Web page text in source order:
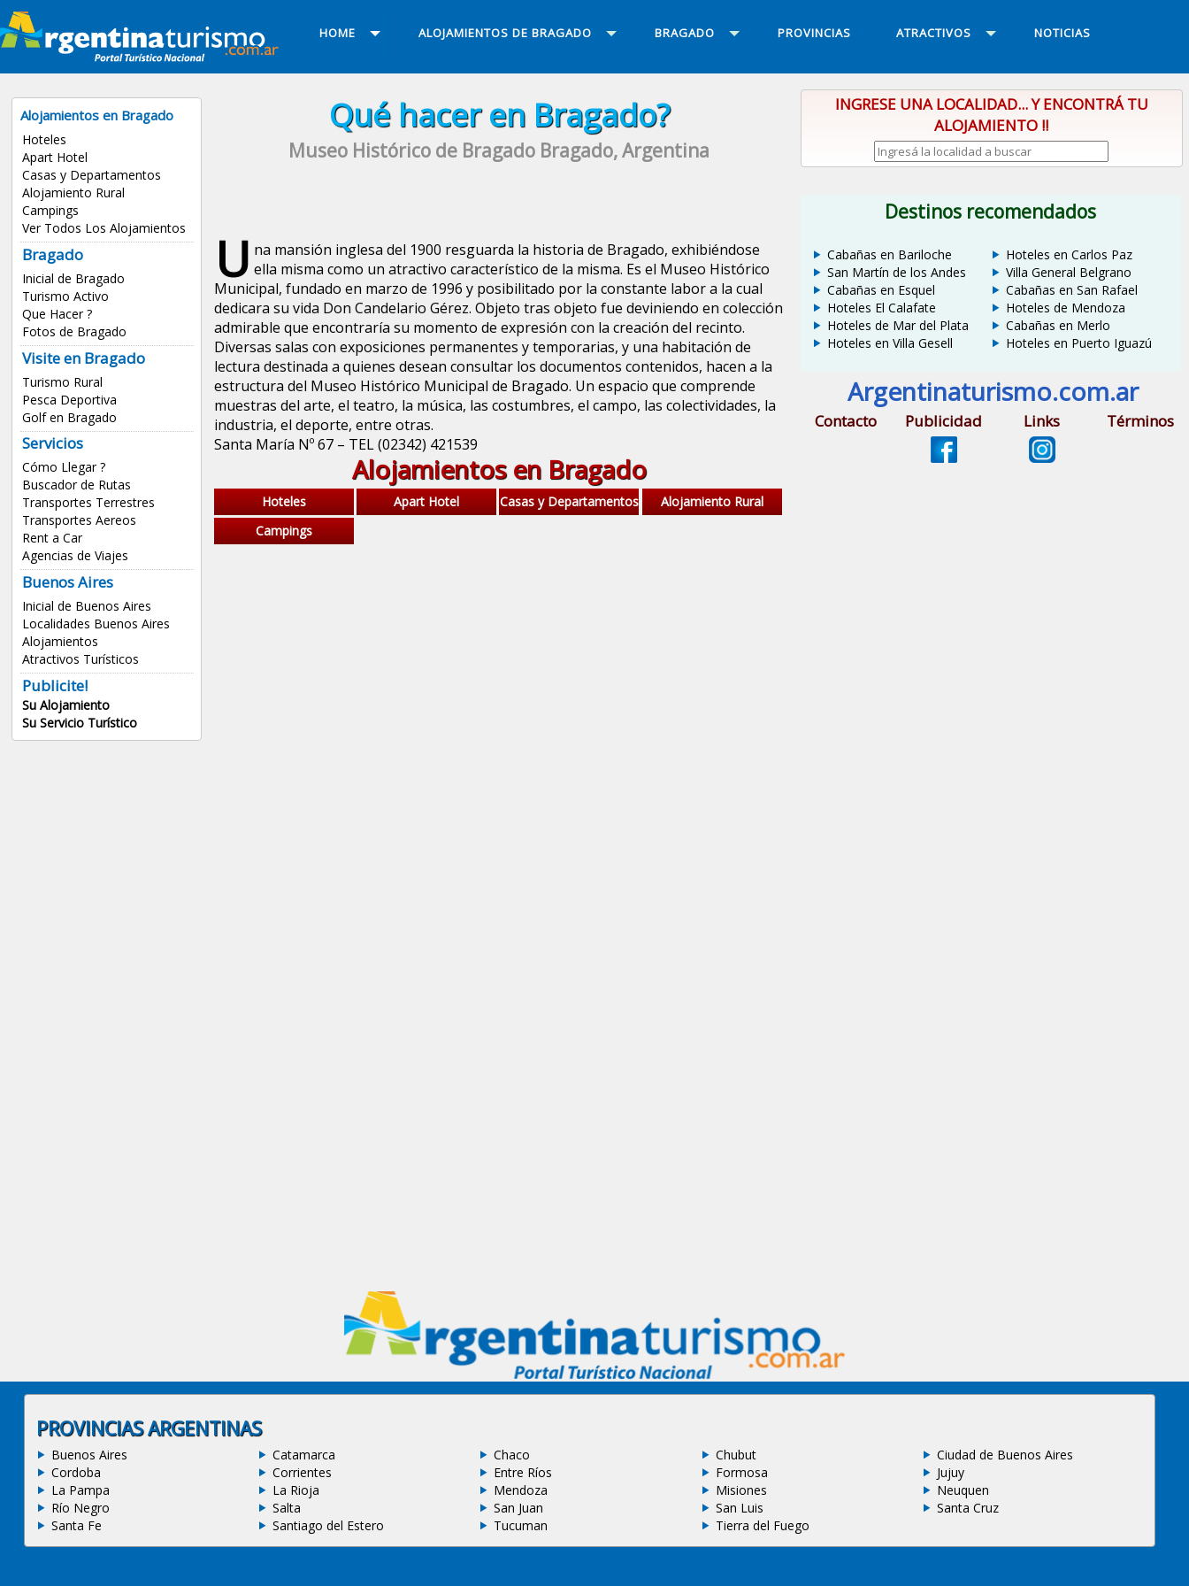
HOME ALOJAMIENTOS DE BRAGADO BRAGADO PROVINCIAS ATRACTIVOS NOTICIAS
Alojamientos en Bragado
Hoteles
Apart Hotel
Casas y Departamentos
Alojamiento Rural
Campings
Ver Todos Los Alojamientos
Bragado
Inicial de Bragado
Turismo Activo
Que Hacer ?
Fotos de Bragado
Visite en Bragado
Turismo Rural
Pesca Deportiva
Golf en Bragado
Servicios
Cómo Llegar ?
Buscador de Rutas
Transportes Terrestres
Transportes Aereos
Rent a Car
Agencias de Viajes
Buenos Aires
Inicial de Buenos Aires
Localidades Buenos Aires
Alojamientos
Atractivos Turísticos
Publicite!
Su Alojamiento
Su Servicio Turístico
Qué hacer en Bragado?
Museo Histórico de Bragado Bragado, Argentina
U na mansión inglesa del 1900 resguarda la historia de Bragado, exhibiéndose
ella misma como un atractivo característico de la misma. Es el Museo Histórico
Municipal, fundado en marzo de 1996 y posibilitado por la constante labor a la cual
dedicara su vida Don Candelario Gérez. Objeto tras objeto fue deviniendo en colección
admirable que encontraría su momento de expresión con la creación del recinto.
Diversas salas con exposiciones permanentes y temporarias, y una habitación de
lectura destinada a quienes desean consultar los documentos contenidos, hacen a la
estructura del Museo Histórico Municipal de Bragado. Un espacio que comprende
muestras del arte, el teatro, la música, las costumbres, el campo, las colectividades, la
industria, el deporte, entre otras.
Santa María Nº 67 – TEL (02342) 421539
Alojamientos en Bragado
Hoteles Apart Hotel Casas y Departamentos
Alojamiento Rural
Campings
INGRESE UNA LOCALIDAD... Y ENCONTRÁ TU
ALOJAMIENTO !!
Destinos recomendados
Cabañas en Bariloche
San Martín de los Andes
Cabañas en Esquel
Hoteles El Calafate
Hoteles de Mar del Plata
Hoteles en Villa Gesell
Hoteles en Carlos Paz
Villa General Belgrano
Cabañas en San Rafael
Hoteles de Mendoza
Cabañas en Merlo
Hoteles en Puerto Iguazú
Argentinaturismo.com.ar
Contacto Publicidad Links Términos
PROVINCIAS ARGENTINAS
Buenos Aires Catamarca Chaco Chubut
Ciudad de Buenos Aires
Cordoba
Corrientes Entre Ríos Formosa
Jujuy
La Pampa
La Rioja Mendoza Misiones
Neuquen
Río Negro
Salta San Juan San Luis
Santa Cruz
Santa Fe
Santiago del Estero Tucuman Tierra del Fuego